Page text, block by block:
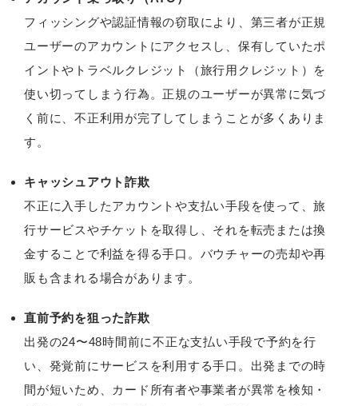
フィッシングや認証情報の窃取により、第三者が正規
ユーザーのアカウントにアクセスし、保有していたポ
イントやトラベルクレジット（旅行用クレジット）を
使い切ってしまう行為。正規のユーザーが異常に気づ
く前に、不正利用が完了してしまうことが多くありま
す。
キャッシュアウト詐欺
不正に入手したアカウントや支払い手段を使って、旅
行サービスやチケットを取得し、それを転売または換
金することで利益を得る手口。バウチャーの売却や再
販も含まれる場合があります。
直前予約を狙った詐欺
出発の24〜48時間前に不正な支払い手段で予約を行
い、発覚前にサービスを利用する手口。出発までの時
間が短いため、カード所有者や事業者が異常を検知・